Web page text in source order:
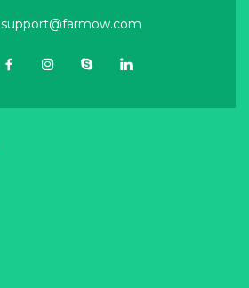
support@farmow.com